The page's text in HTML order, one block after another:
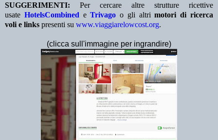
SUGGERIMENTI: Per cercare altre strutture ricettive
usate HotelsCombined eTrivago o gli altrimotori di ricerca
voli e links presenti su www.viaggiarelowcost.org.
(clicca sull'immagine per ingrandire)